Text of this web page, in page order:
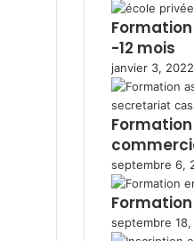
Formation
-12 mois
janvier 3, 2022
septembre 6,
septembre